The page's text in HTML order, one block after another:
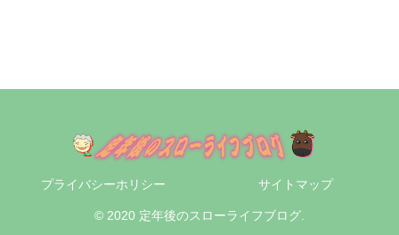
プライバシーホリシー サイトマップ
© 2020 定年後のスローライフブログ.